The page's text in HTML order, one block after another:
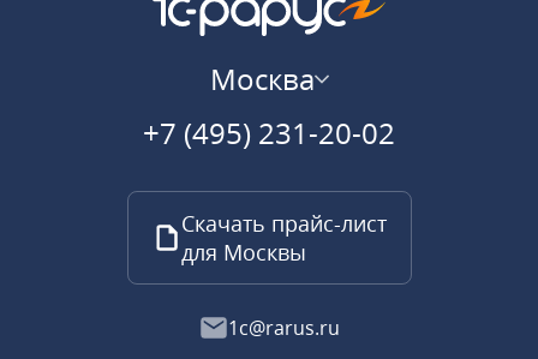
Москва
+7 (495) 231-20-02
Скачать прайс-лист
для Москвы
1c@rarus.ru